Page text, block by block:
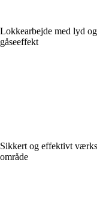
Lokkearbejde med lyd
gåseeffekt
Sikkert og effektivt
område